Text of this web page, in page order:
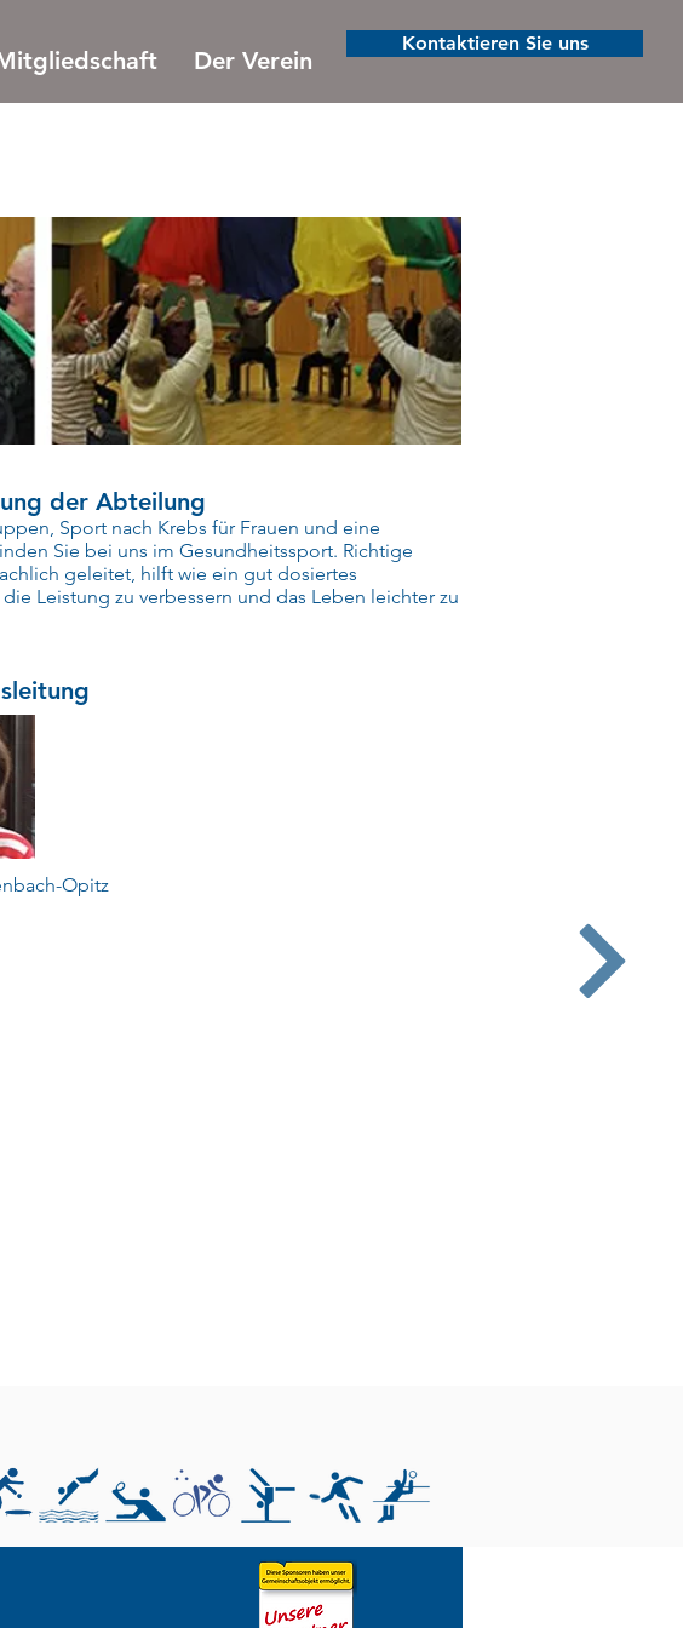
Der Verein
Kontaktieren Sie uns
der Abteilung
Sport nach Krebs für Frauen und eine
Sie bei uns im Gesundheitssport. Richtige
geleitet, hilft wie ein gut dosiertes
Leistung zu verbessern und das Leben leichter zu
Opitz